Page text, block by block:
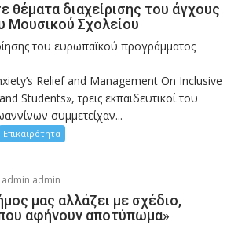
θέματα διαχείρισης του άγχους
Μουσικού Σχολείου
του ευρωπαϊκού προγράμματος
Relief and Management On Inclusive
Students», τρεις εκπαιδευτικοί του
συμμετείχαν...
Επικαιρότητα
admin admin
μας αλλάζει με σχέδιο,
αφήνουν αποτύπωμα»